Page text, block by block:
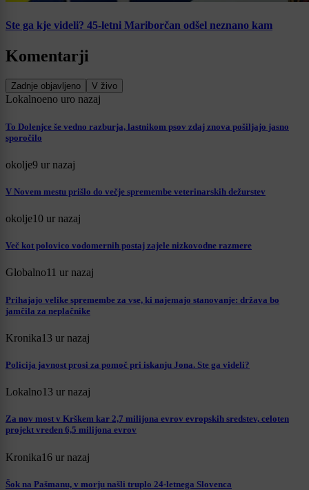
Ste ga kje videli? 45-letni Mariborčan odšel neznano kam
Komentarji
Zadnje objavljeno V živo
Lokalnoeno uro nazaj
To Dolenjce še vedno razburja, lastnikom psov zdaj znova pošiljajo jasno
sporočilo
okolje9 ur nazaj
V Novem mestu prišlo do večje spremembe veterinarskih dežurstev
okolje10 ur nazaj
Več kot polovico vodomernih postaj zajele nizkovodne razmere
Globalno11 ur nazaj
Prihajajo velike spremembe za vse, ki najemajo stanovanje: država bo
jamčila za neplačnike
Kronika13 ur nazaj
Policija javnost prosi za pomoč pri iskanju Jona. Ste ga videli?
Lokalno13 ur nazaj
Za nov most v Krškem kar 2,7 milijona evrov evropskih sredstev, celoten
projekt vreden 6,5 milijona evrov
Kronika16 ur nazaj
Šok na Pašmanu, v morju našli truplo 24-letnega Slovenca